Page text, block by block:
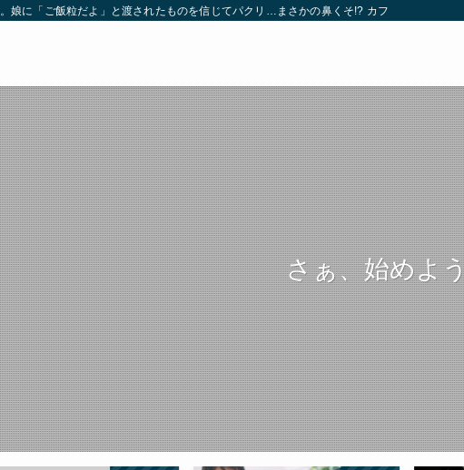
娘に「ご飯粒だよ」と渡されたものを信じてパクリ…まさかの鼻くそ!? カフェでは、心
さぁ、始めよ